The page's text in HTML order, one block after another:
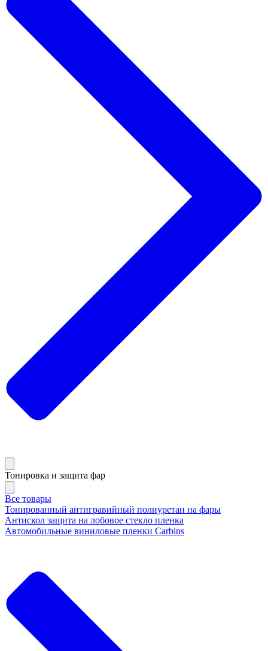
Тонировка и защита фар
Все товары
Тонированный антигравийный полиуретан на фары
Антискол защита на лобовое стекло пленка
Автомобильные виниловые пленки Carbins